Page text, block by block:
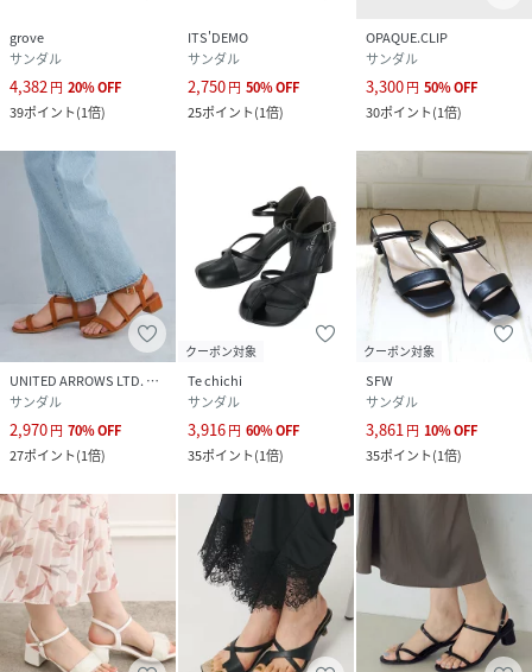
grove
サンダル
4,382円 20%OFF
39ポイント(1倍)
ITS'DEMO
サンダル
2,750円 50%OFF
25ポイント(1倍)
OPAQUE.CLIP
サンダル
3,300円 50%OFF
30ポイント(1倍)
UNITED ARROWS LTD. OUTLET
サンダル
2,970円 70%OFF
27ポイント(1倍)
クーポン対象
Te chichi
サンダル
3,916円 60%OFF
35ポイント(1倍)
クーポン対象
SFW
サンダル
3,861 円 10%OFF
35ポイント(1倍)